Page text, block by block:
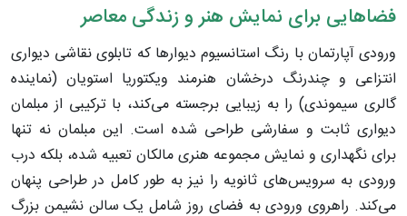
فضاهایی برای نمایش هنر و زندگی معاصر
ورودی آپارتمان با رنگ استانسیوم دیوارها که تابلوی نقاشی دیواری
انتزاعی و چندرنگ درخشان هنرمند ویکتوریا استویان (نماینده
گالری سیموندی) را به زیبایی برجسته می‌کند، با ترکیبی از مبلمان
دیواری ثابت و سفارشی طراحی شده است. این مبلمان نه تنها
برای نگهداری و نمایش مجموعه هنری مالکان تعبیه شده، بلکه درب
ورودی به سرویس‌های ثانویه را نیز به طور کامل در طراحی پنهان
می‌کند. راهروی ورودی به فضای روز شامل یک سالن نشیمن بزرگ